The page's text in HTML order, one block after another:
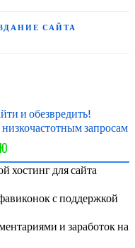
САЙТА
и обезвредить!
запросам
хостинг для сайта
с поддержкой
и заработок на